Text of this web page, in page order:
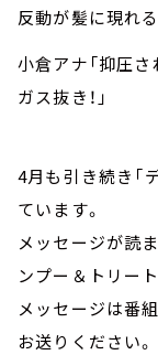
反動が髪に現れる
小倉アナ「抑圧
ガス抜き！」
4月も引き続き「
ています。
メッセージが読
ンプー＆トリー
メッセージは番
お送りください。